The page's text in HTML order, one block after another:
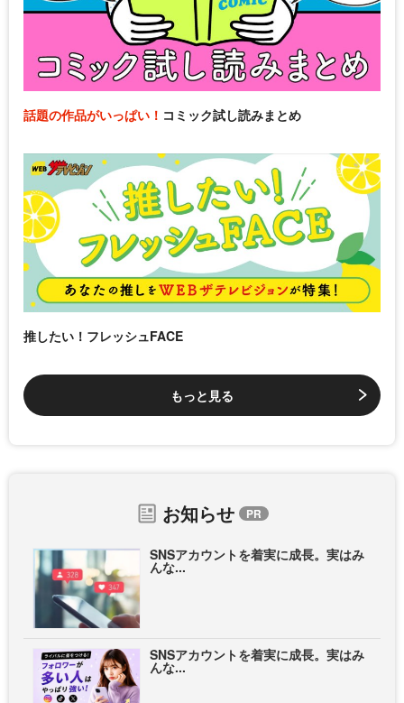
話題の作品がいっぱい！ コミック試し読みまとめ
推したい！フレッシュFACE
もっと見る
お知らせ
SNSアカウントを着実に成長。実はみ
んな...
SNSアカウントを着実に成長。実はみ
んな...